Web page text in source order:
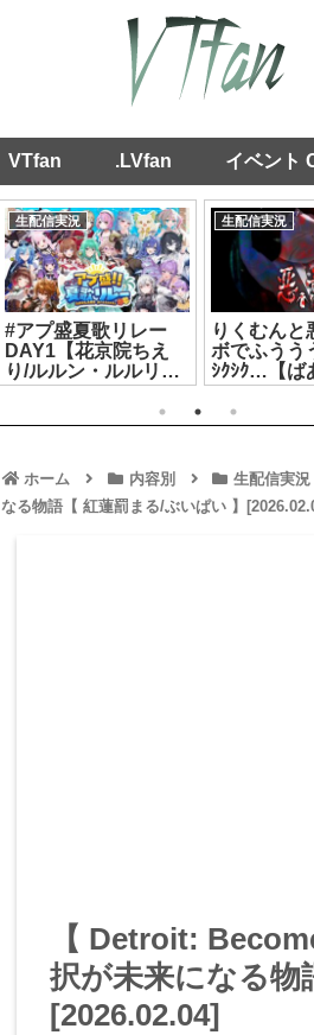
VTfan .LVfan イベント
生配信実況
#アプ盛夏歌リレー
DAY1【花京院ちえ
り/ルルン・ルルリカ/
秘間慈ぱね/銀棘ぐみ/
[2026.07.19]
生配信実況
りくむんと
ボでふうう
ｼｸｼｸ…【ば
リクム】
ホーム 内容別 生配信実況
なる物語【 紅蓮罰まる/ぶいぱい 】
【 Detroit:
択が未来になる物
[2026.02.04]